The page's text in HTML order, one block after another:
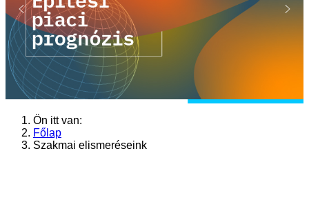
Ön itt van:
Főlap
Szakmai elismeréseink